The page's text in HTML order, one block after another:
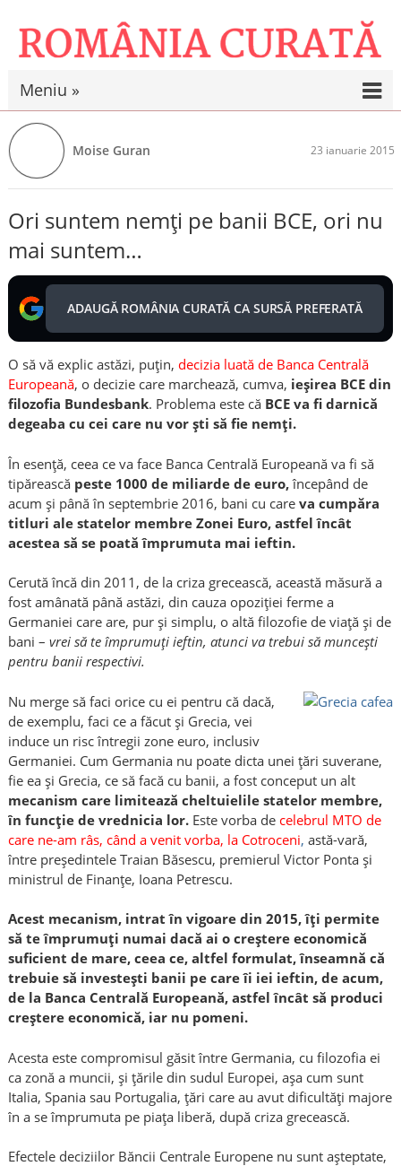
Meniu »
Moise Guran 23 ianuarie 2015
Ori suntem nemţi pe banii BCE, ori nu
mai suntem…
ADAUGĂ ROMÂNIA CURATĂ CA SURSĂ PREFERATĂ
O să vă explic astăzi, puţin, decizia luată de Banca Centrală
Europeană, o decizie care marchează, cumva, ieşirea BCE din
filozofia Bundesbank. Problema este că BCE va fi darnică
degeaba cu cei care nu vor şti să fie nemţi.
În esenţă, ceea ce va face Banca Centrală Europeană va fi să
tipăreascăpeste 1000 de miliarde de euro,începând de
acum şi până în septembrie 2016, bani cu care va cumpăra
titluri ale statelor membre Zonei Euro, astfel încât
acestea să se poată împrumuta mai ieftin.
Cerută încă din 2011, de la criza grecească, această măsură a
fost amânată până astăzi, din cauza opoziţiei ferme a
Germaniei care are, pur şi simplu, o altă filozofie de viaţă şi de
bani – vrei să te împrumuţi ieftin, atunci va trebui să munceşti
pentru banii respectivi.
Nu merge să faci orice cu ei pentru că dacă,
de exemplu, faci ce a făcut şi Grecia, vei
induce un risc întregii zone euro, inclusiv
Germaniei. Cum Germania nu poate dicta unei ţări suverane,
fie ea şi Grecia, ce să facă cu banii, a fost conceput un alt
mecanism care limitează cheltuielile statelor membre,
în funcţie de vrednicia lor.Este vorba de celebrul MTO de
care ne-am râs, când a venit vorba, la Cotroceni, astă-vară,
între preşedintele Traian Băsescu, premierul Victor Ponta şi
ministrul de Finanţe, Ioana Petrescu.
Acest mecanism, intrat în vigoare din 2015, îţi permite
să te împrumuţi numai dacă ai o creştere economică
suficient de mare, ceea ce, altfel formulat, înseamnă că
trebuie să investeşti banii pe care îi iei ieftin, de acum,
de la Banca Centrală Europeană, astfel încât să produci
creştere economică, iar nu pomeni.
Acesta este compromisul găsit între Germania, cu filozofia ei
ca zonă a muncii, şi ţările din sudul Europei, aşa cum sunt
Italia, Spania sau Portugalia, ţări care au avut dificultăţi majore
în a se împrumuta pe piaţa liberă, după criza grecească.
Efectele deciziilor Băncii Centrale Europene nu sunt aşteptate,